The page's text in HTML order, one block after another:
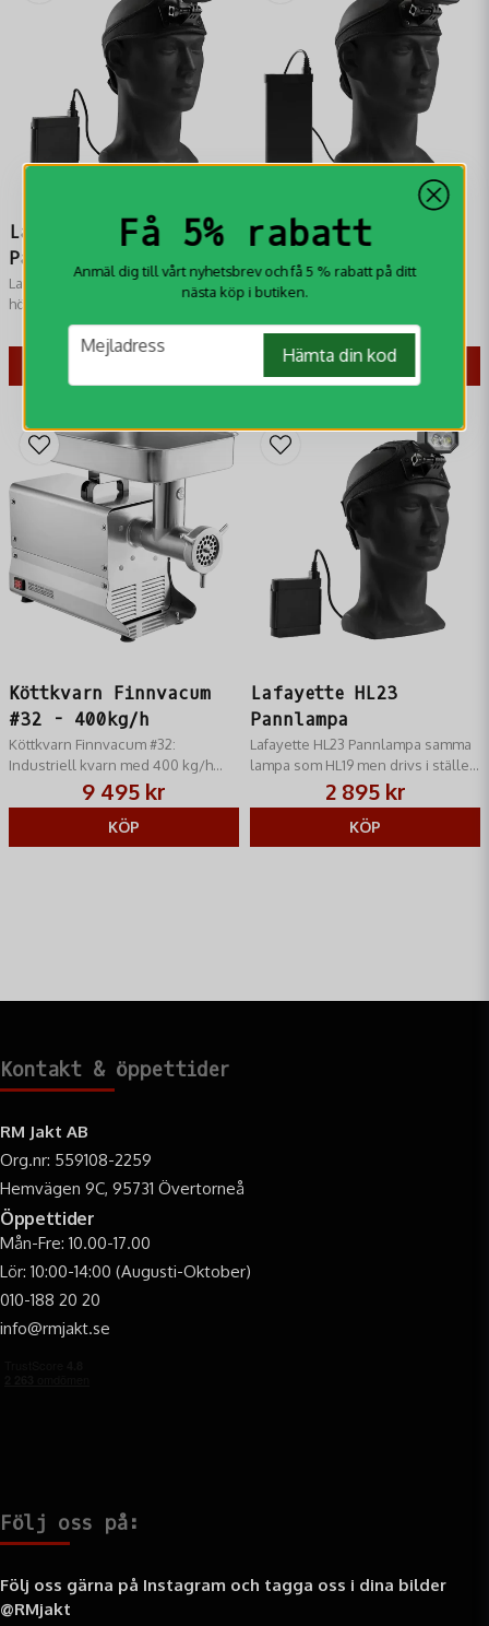
Skicka fråga
Lafayette HL35
Pannlampa
Lafayette HL35 Pannlampa är en
högpresterande lampa som
lämpar sig väl för såväl proffsen
som för hobbyanvändaren.
3 995 kr
Lafayette HL50
Lafayette HL50 Pannlampa är en
högpresterande lampa som
verkligen sticker ut
5 495 kr
KÖP
Köttkvarn Finnvacum
#32 - 400kg/h
Köttkvarn Finnvacum #32:
Industriell kvarn med 400 kg/h
kapacitet. Storlek #32, kraftfull
motor & rostfritt stål. För
storskaligt bruk.
9 495 kr
KÖP
Lafayette HL23
Pannlampa
Lafayette HL23 Pannlampa samma
lampa som HL19 men drivs i stället
av ett kraftigare batteripack på 14,4
volt och 49 WH.
2 895 kr
KÖP
Få 5% rabatt
Anmäl dig till vårt nyhetsbrev och få 5 % rabatt på ditt
nästa köp i butiken.
email
Mejladress Hämta din kod
Kontakt & öppettider
RM Jakt AB
Org.nr: 559108-2259
Hemvägen 9C, 95731 Övertorneå
Öppettider
Mån-Fre: 10.00-17.00
Lör: 10:00-14:00 (Augusti-Oktober)
010-188 20 20
info@rmjakt.se
Följ oss på:
Följ oss gärna på Instagram och tagga oss i dina bilder
@RMjakt